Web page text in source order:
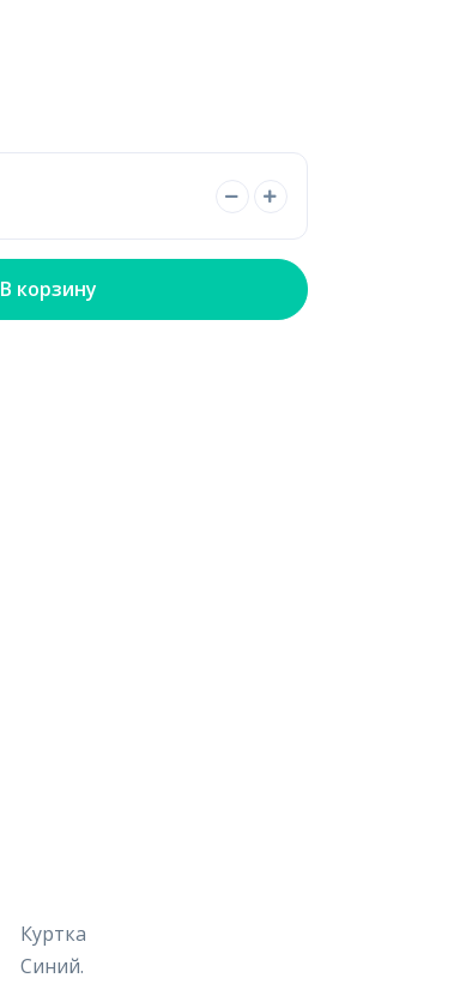
В корзину
Куртка
Синий.